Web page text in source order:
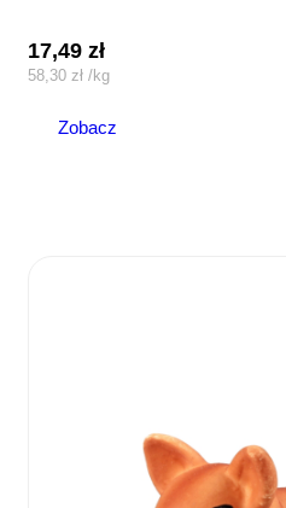
17,49zł
58,30zł /kg
Zobacz